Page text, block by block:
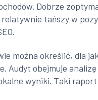
Dobrze
tańszy w
można określić, dla
obejmuje
wyniki. Taki